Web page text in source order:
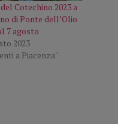
Cotechino 2023 a
di Ponte dell’Olio
7 agosto
2023
a Piacenza"